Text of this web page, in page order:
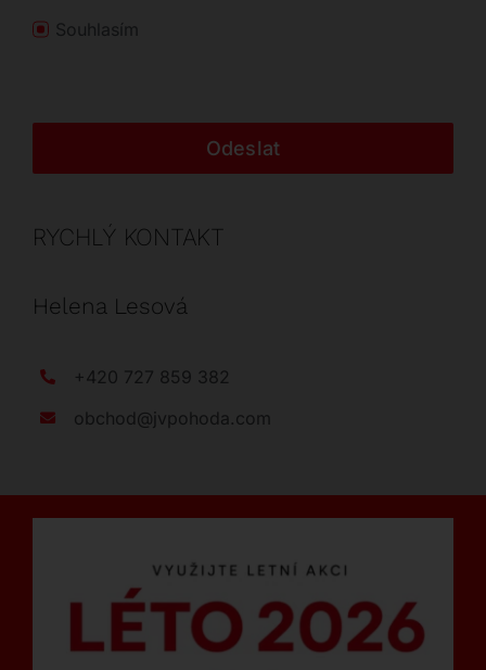
Souhlasím
Odeslat
RYCHLÝ KONTAKT
Helena Lesová
+420 727 859 382
obchod@jvpohoda.com